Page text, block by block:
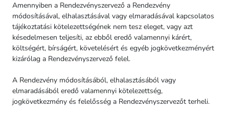
Amennyiben a Rendezvényszervező a Rendezvény
módosításával, elhalasztásával vagy elmaradásával kapcsolatos
tájékoztatási kötelezettségének nem tesz eleget, vagy azt
késedelmesen teljesíti, az ebből eredő valamennyi kárért,
költségért, bírságért, követelésért és egyéb jogkövetkezményért
kizárólag a Rendezvényszervező felel.
A Rendezvény módosításából, elhalasztásából vagy
elmaradásából eredő valamennyi kötelezettség,
jogkövetkezmény és felelősség a Rendezvényszervezőt terheli.